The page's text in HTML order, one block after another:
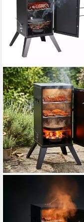
Smoker Räucherofen für
Fleisch & Fisch
UVP199,99 €